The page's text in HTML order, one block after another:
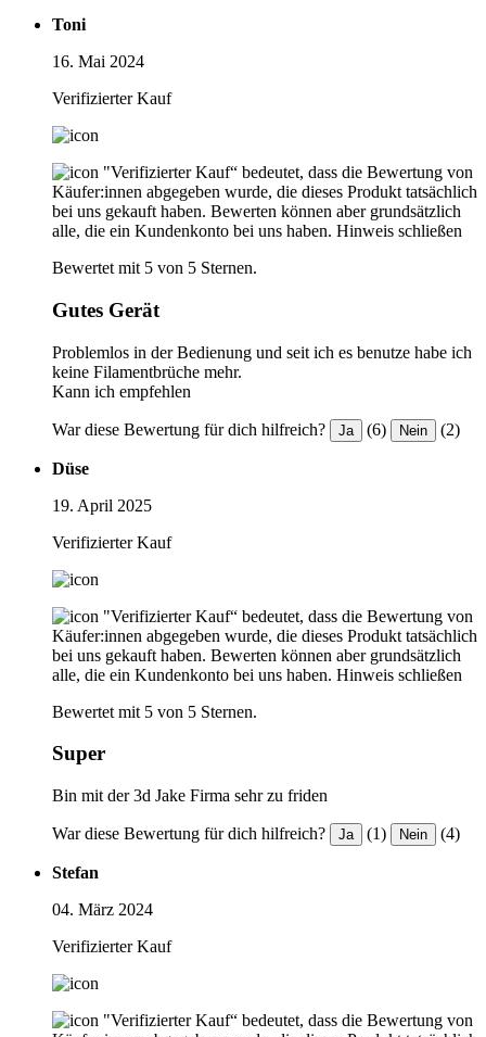
Toni
16. Mai 2024
Verifizierter Kauf
"Verifizierter Kauf“ bedeutet, dass die Bewertung von
Käufer:innen abgegeben wurde, die dieses Produkt tatsächlich
bei uns gekauft haben. Bewerten können aber grundsätzlich
alle, die ein Kundenkonto bei uns haben. Hinweis schließen
Bewertet mit 5 von 5 Sternen.
Gutes Gerät
Problemlos in der Bedienung und seit ich es benutze habe ich
keine Filamentbrüche mehr.
Kann ich empfehlen
War diese Bewertung für dich hilfreich? Ja (6) Nein (2)
Düse
19. April 2025
Verifizierter Kauf
"Verifizierter Kauf“ bedeutet, dass die Bewertung von
Käufer:innen abgegeben wurde, die dieses Produkt tatsächlich
bei uns gekauft haben. Bewerten können aber grundsätzlich
alle, die ein Kundenkonto bei uns haben. Hinweis schließen
Bewertet mit 5 von 5 Sternen.
Super
Bin mit der 3d Jake Firma sehr zu friden
War diese Bewertung für dich hilfreich? Ja (1) Nein (4)
Stefan
04. März 2024
Verifizierter Kauf
"Verifizierter Kauf“ bedeutet, dass die Bewertung von